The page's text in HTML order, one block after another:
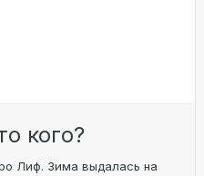
кого?
Лиф. Зима выдалась на